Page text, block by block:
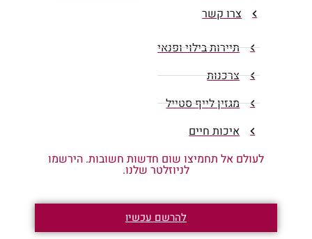
צרו קשר
תיירות בילוי ופנאי
צרכנות
מגזין לייף סטייל
איכות חיים
לעולם אל תחמיצו שום חדשות חשובות. הירשמו
לניוזלטר שלנו.
להרשם עכשיו